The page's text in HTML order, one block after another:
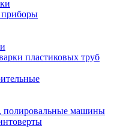
приборы
пластиковых труб
машины